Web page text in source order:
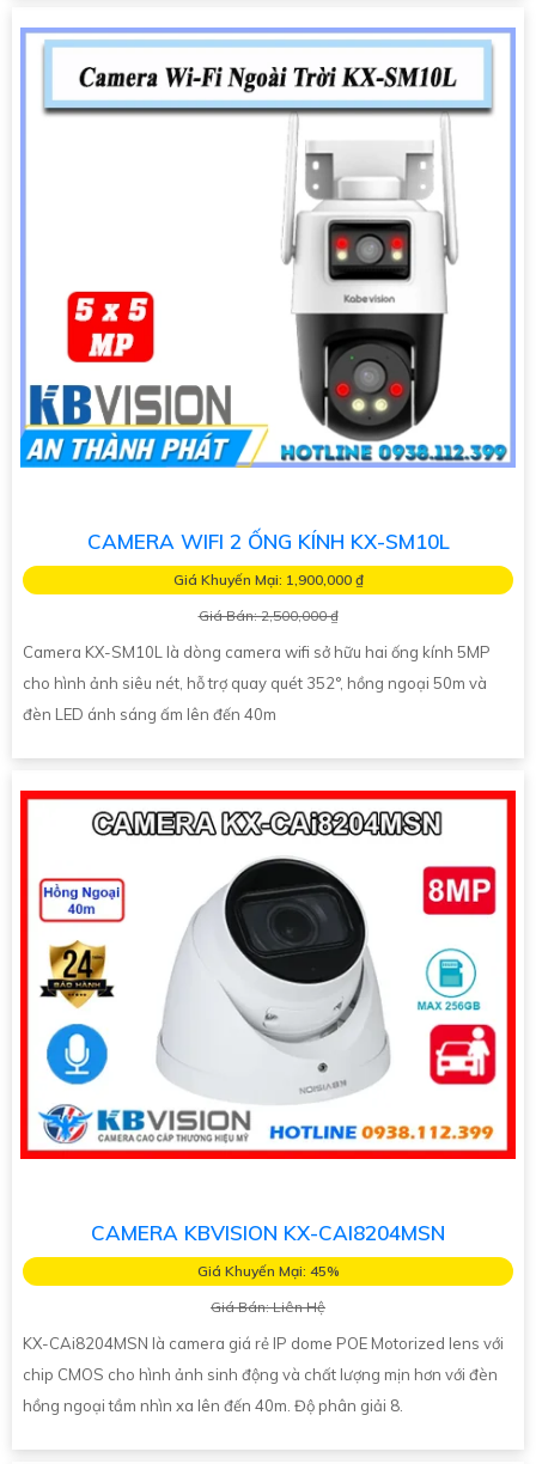
CAMERA WIFI 2 ỐNG KÍNH KX-SM10L
Giá Khuyến Mại: 1,900,000 ₫
Giá Bán: 2,500,000 ₫
Camera KX-SM10L là dòng camera wifi sở hữu hai ống kính 5MP
cho hình ảnh siêu nét, hỗ trợ quay quét 352°, hồng ngoại 50m và
đèn LED ánh sáng ấm lên đến 40m
CAMERA KBVISION KX-CAI8204MSN
Giá Khuyến Mại: 45%
Giá Bán: Liên Hệ
KX-CAi8204MSN là camera giá rẻ IP dome POE Motorized lens với
chip CMOS cho hình ảnh sinh động và chất lượng mịn hơn với đèn
hồng ngoại tầm nhìn xa lên đến 40m. Độ phân giải 8.